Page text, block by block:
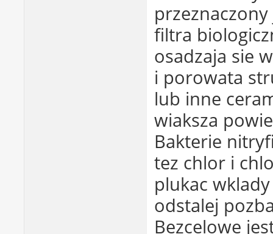
filtra
osadzaja sie
i porowata
lub inne
wiaksza
Bakterie
tez chlor i
plukac
odstalej
Bezcelowe